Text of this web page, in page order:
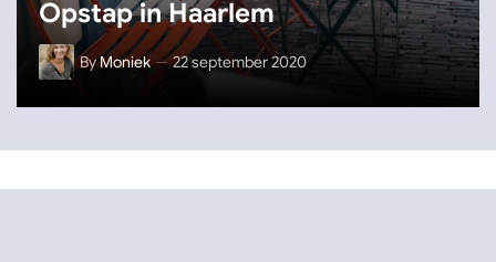
Opstap in Haarlem
ByMoniek 22 september 2020